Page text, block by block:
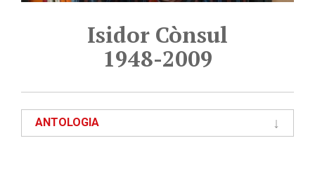
Isidor Cònsul
1948-2009
ANTOLOGIA